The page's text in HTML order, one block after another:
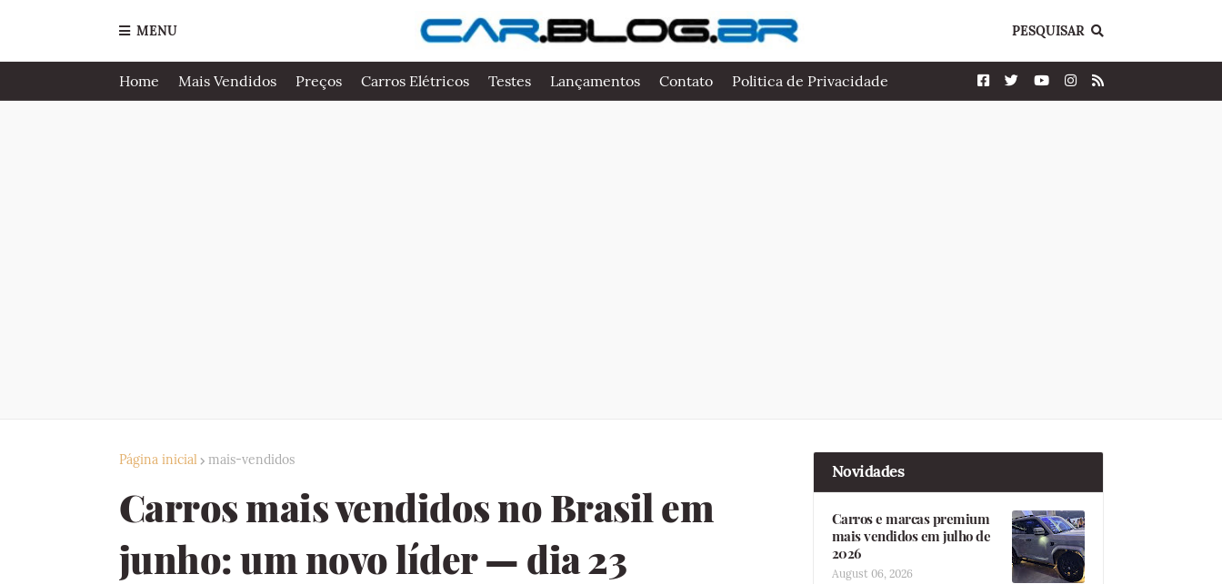
MENU PESQUISAR
Home Mais Vendidos Preços Carros Elétricos Testes Lançamentos Contato Politica de Privacidade
Página inicial mais-vendidos
Carros mais vendidos no Brasil em
junho: um novo líder — dia 23
Novidades
Carros e marcas premium
mais vendidos em julho de
2026
August 06, 2026